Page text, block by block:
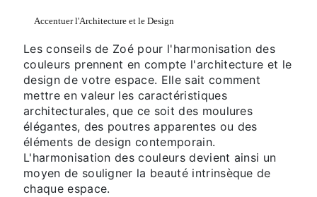
Accentuer l'Architecture et le Design
Les conseils de Zoé pour l'harmonisation des
couleurs prennent en compte l'architecture et le
design de votre espace. Elle sait comment
mettre en valeur les caractéristiques
architecturales, que ce soit des moulures
élégantes, des poutres apparentes ou des
éléments de design contemporain.
L'harmonisation des couleurs devient ainsi un
moyen de souligner la beauté intrinsèque de
chaque espace.